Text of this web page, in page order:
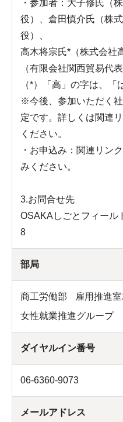
・参加者：大子修氏（
役）、倉田慎介氏（株
役）、
高木将宗氏*（株式会社
（有限会社関西貿易代表
（*）「高」の字は、「
※今後、参加いただく
定です。詳しくは関連
ください。
・お申込み：関連リン
みください。
3.お問合せ先
OSAKAしごとフィー
8
部局
商工労働部
雇用推進
女性就業推進グループ
ダイヤルイン番号
06-6360-9073
メールアドレス